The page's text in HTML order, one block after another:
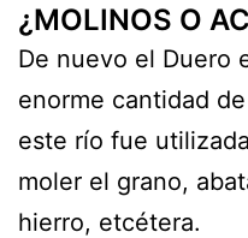
¿MOLINOS O
De nuevo el Duero
enorme cantidad
este río fue
moler el grano,
hierro, etcétera.